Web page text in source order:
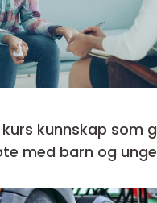
som gir
med barn og unge